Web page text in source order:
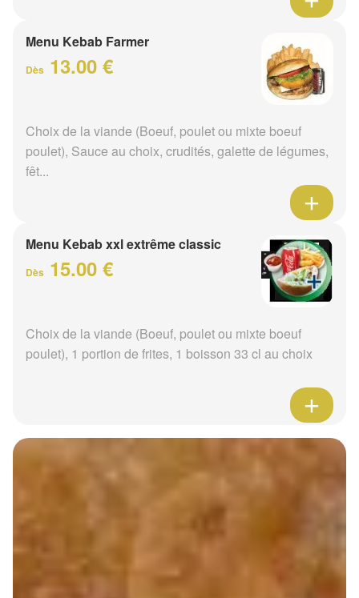
Menu Kebab Farmer
Dès 13.00 €
Choix de la viande (Boeuf, poulet ou mixte boeuf
poulet), Sauce au choix, crudités, galette de légumes,
fêt...
Menu Kebab xxl extrême classic
Dès 15.00 €
Choix de la viande (Boeuf, poulet ou mixte boeuf
poulet), 1 portion de frites, 1 boisson 33 cl au choix